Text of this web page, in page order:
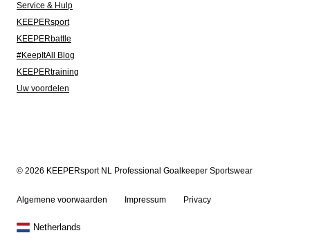
Service & Hulp
KEEPERsport
KEEPERbattle
#KeepItAll Blog
KEEPERtraining
Uw voordelen
© 2026 KEEPERsport NL Professional Goalkeeper Sportswear
Algemene voorwaarden Impressum Privacy
Netherlands